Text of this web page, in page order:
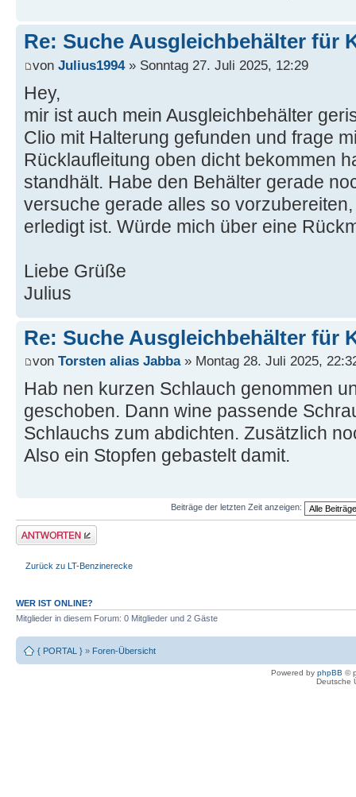
Re: Suche Ausgleichbehälter für
von Julius1994» Sonntag 27. Juli 2025, 12:29
Hey,
mir ist auch mein Ausgleichbehälter
Clio mit Halterung gefunden und frage
Rücklaufleitung oben dicht bekommen
standhält. Habe den Behälter gerade
versuche gerade alles so
erledigt ist. Würde mich über eine
Liebe Grüße
Julius
Re: Suche Ausgleichbehälter für
von Torsten alias Jabba» Montag 28. Juli 2025,
Hab nen kurzen Schlauch genommen
geschoben. Dann wine passende
Schlauchs zum abdichten. Zusätzlich
Also ein Stopfen gebastelt damit.
Beiträge der letzten Zeit anzeigen:
Antwort erstellen
Zurück zu LT-Benzinerecke
WER IST ONLINE?
Mitglieder in diesem Forum: 0 Mitglieder und 2 Gäste
{ PORTAL } » Foren-Übersicht
Powered by phpBB ©
Deutsche